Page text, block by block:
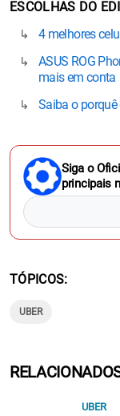
ESCOLHAS DO
4 melhores
ASUS ROG
mais em conta
Saiba o porquê
Siga o
principais
TÓPICOS
UBER
UBER